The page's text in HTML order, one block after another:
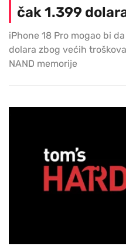
čak 1.399
iPhone 18 Pro mogao bi
dolara zbog većih
NAND memorije